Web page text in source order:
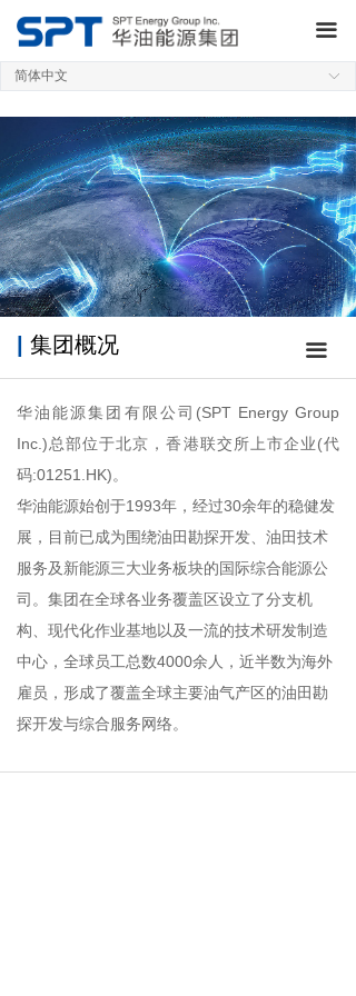
끀
网站首页
关于集团
业务板块
研发制造
新闻动态
QHSE
加入我们
联系我们
ꀅ
简体中文
集团概况 끀
公司概况
企业优势
管理体系
人才发展
高管团队
华油能源集团有限公司(SPT Energy Group
Inc.)总部位于北京，香港联交所上市企业(代
码:01251.HK)。
华油能源始创于1993年，经过30余年的稳健发
展，目前已成为围绕油田勘探开发、油田技术
服务及新能源三大业务板块的国际综合能源公
司。集团在全球各业务覆盖区设立了分支机
构、现代化作业基地以及一流的技术研发制造
中心，全球员工总数4000余人，近半数为海外
雇员，形成了覆盖全球主要油气产区的油田勘
探开发与综合服务网络。